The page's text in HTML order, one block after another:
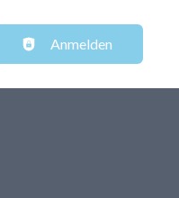
Anmelden